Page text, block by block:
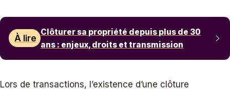
À lire
Clôturer sa propriété depuis plus de 30
ans : enjeux, droits et transmission
Lors de transactions, l’existence d’une clôture